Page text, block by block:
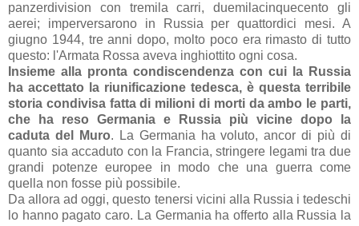
panzerdivision con tremila carri, duemilacinquecento gli
aerei; imperversarono in Russia per quattordici mesi. A
giugno 1944, tre anni dopo, molto poco era rimasto di tutto
questo: l'Armata Rossa aveva inghiottito ogni cosa.
Insieme alla pronta condiscendenza con cui la Russia
ha accettato la riunificazione tedesca, è questa terribile
storia condivisa fatta di milioni di morti da ambo le parti,
che ha reso Germania e Russia più vicine dopo la
caduta del Muro. La Germania ha voluto, ancor di più di
quanto sia accaduto con la Francia, stringere legami tra due
grandi potenze europee in modo che una guerra come
quella non fosse più possibile.
Da allora ad oggi, questo tenersi vicini alla Russia i tedeschi
lo hanno pagato caro. La Germania ha offerto alla Russia la